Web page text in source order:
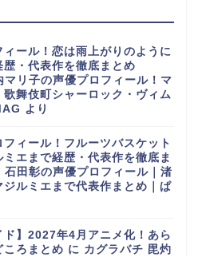
ール！恋は雨上がりのように
・代表作を徹底まとめ
マリ子の声優プロフィール！マ
舞伎町シャーロック・ヴィム
より
ィール！フルーツバスケット
エまで経歴・代表作を徹底ま
石田彰の声優プロフィール｜渚
ルミエまで代表作まとめ｜ぱ
ド】2027年4月アニメ化！あら
ころまとめ に カグラバチ 毘灼